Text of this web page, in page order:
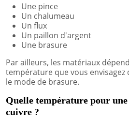
Une pince
Un chalumeau
Un flux
Un paillon d'argent
Une brasure
Par ailleurs, les matériaux
température que vous
le mode de brasure.
Quelle température pour
cuivre ?